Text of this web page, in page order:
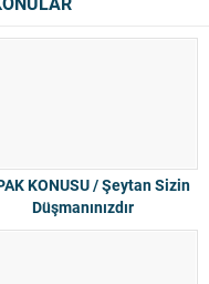
KONUSU / Şeytan Sizin
Düşmanınızdır